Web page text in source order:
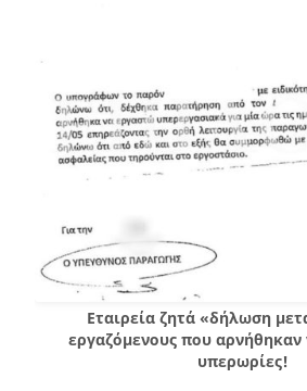
Εταιρεία ζητά «δήλωση
εργαζόμενους που
υπερωρίες!